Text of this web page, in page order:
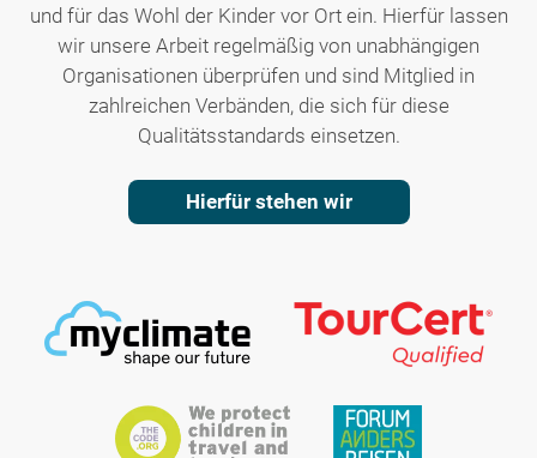
und für das Wohl der Kinder vor Ort ein. Hierfür lassen
wir unsere Arbeit regelmäßig von unabhängigen
Organisationen überprüfen und sind Mitglied in
zahlreichen Verbänden, die sich für diese
Qualitätsstandards einsetzen.
Hierfür stehen wir